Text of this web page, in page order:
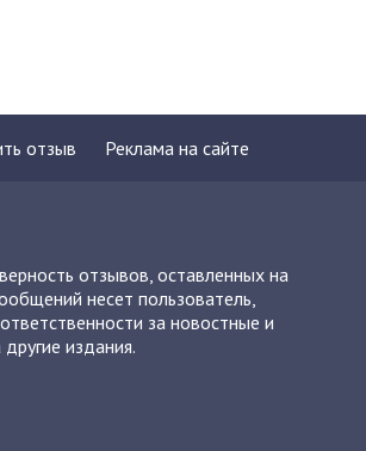
отзыв Реклама на сайте
отзывов, оставленных на
несет пользователь,
за новостные и
издания.